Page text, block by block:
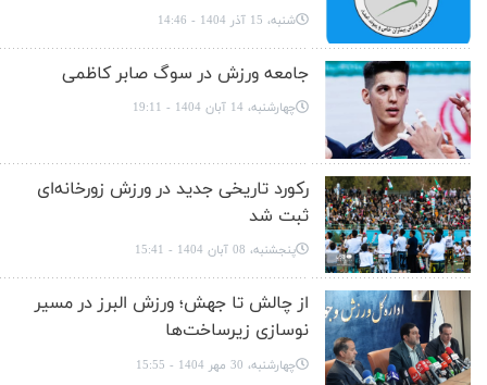
شنبه، 15 آذر 1404 - 14:46
جامعه ورزش در سوگ صابر کاظمی
چهارشنبه، 14 آبان 1404 - 19:11
رکورد تاریخی جدید در ورزش زورخانه‌ای
ثبت شد
پنجشنبه، 08 آبان 1404 - 15:41
از چالش تا جهش؛ ورزش البرز در مسیر
نوسازی زیرساخت‌ها
چهارشنبه، 30 مهر 1404 - 15:55